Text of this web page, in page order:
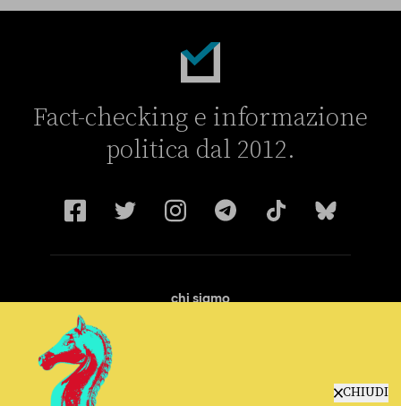
CHIUDI
Fact-checking e informazione
politica dal 2012.
chi siamo